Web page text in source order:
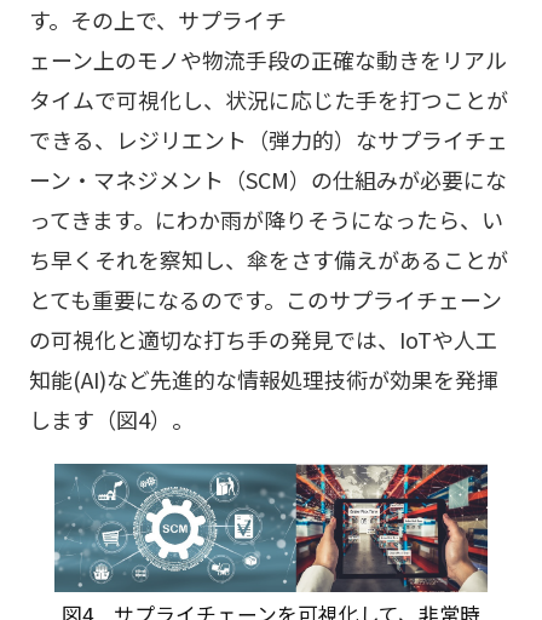
す。その上で、サプライチ
ェーン上のモノや物流手段の正確な動きをリアル
タイムで可視化し、状況に応じた手を打つことが
できる、レジリエント（弾力的）なサプライチェ
ーン・マネジメント（SCM）の仕組みが必要にな
ってきます。にわか雨が降りそうになったら、い
ち早くそれを察知し、傘をさす備えがあることが
とても重要になるのです。このサプライチェーン
の可視化と適切な打ち手の発見では、IoTや人工
知能(AI)など先進的な情報処理技術が効果を発揮
します（図4）。